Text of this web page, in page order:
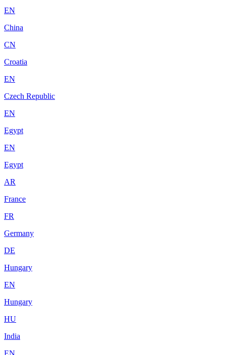
EN
China
CN
Croatia
EN
Czech Republic
EN
Egypt
EN
Egypt
AR
France
FR
Germany
DE
Hungary
EN
Hungary
HU
India